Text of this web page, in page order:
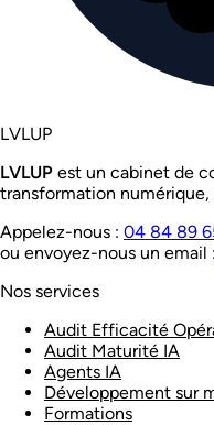
LVLUP
LVLUP est un cabinet de
transformation
Appelez-nous : 04 84 89
ou envoyez-nous un email :
Nos services
Audit Efficacité
Audit Maturité IA
Agents IA
Développement sur
Formations